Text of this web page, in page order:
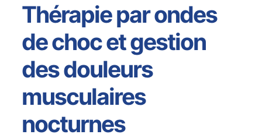
Thérapie par ondes
de choc et gestion
des douleurs
musculaires
nocturnes